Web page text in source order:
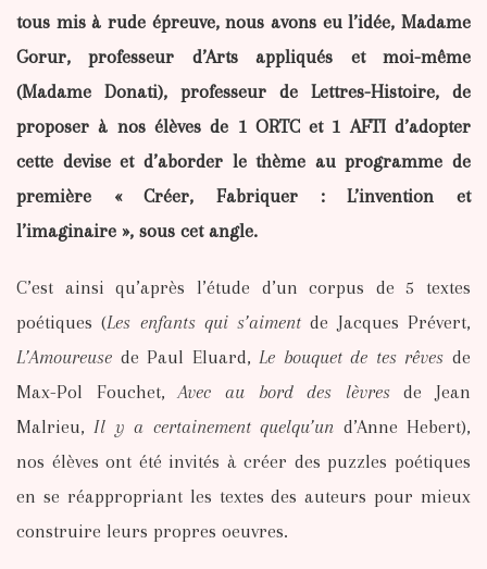
tous mis à rude épreuve, nous avons eu l’idée, Madame
Gorur, professeur d’Arts appliqués et moi-même
(Madame Donati), professeur de Lettres-Histoire, de
proposer à nos élèves de 1 ORTC et 1 AFTI d’adopter
cette devise et d’aborder le thème au programme de
première « Créer, Fabriquer : L’invention et
l’imaginaire », sous cet angle.
C’est ainsi qu’après l’étude d’un corpus de 5 textes
poétiques (Les enfants qui s’aiment de Jacques Prévert,
L’Amoureuse de Paul Eluard,Le bouquet de tes rêves de
Max-Pol Fouchet,Avec au bord des lèvresde Jean
Malrieu,Il y a certainement quelqu’un d’Anne Hebert),
nos élèves ont été invités à créer des puzzles poétiques
en se réappropriant les textes des auteurs pour mieux
construire leurs propres oeuvres.